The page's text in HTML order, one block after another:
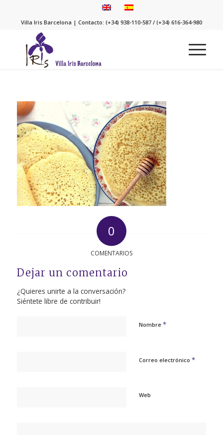
Villa Iris Barcelona | Contacto: (+34) 938-110-587 / (+34) 616-364-980
0
COMENTARIOS
Dejar un comentario
¿Quieres unirte a la conversación?
Siéntete libre de contribuir!
Nombre *
Correo electrónico *
Web